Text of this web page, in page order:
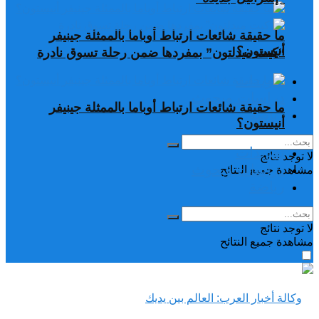
ما حقيقة شائعات ارتباط أوباما بالممثلة جينيفر
أنيستون؟
تغريدات
دراسات وبحوث
رياضة
لا توجد نتائج
مشاهدة جميع النتائح
“كيت ميدلتون” بمفردها ضمن رحلة تسوق نادرة
ما حقيقة شائعات ارتباط أوباما بالممثلة جينيفر
أنيستون؟
تغريدات
دراسات وبحوث
لا توجد نتائج
مشاهدة جميع النتائح